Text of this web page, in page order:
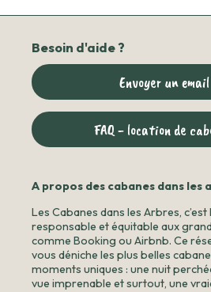
Besoin d'aide ?
Envoyer un email
FAQ - location de
A propos des cabanes dans les
Les Cabanes dans les Arbres, c’est
responsable et équitable aux
comme Booking ou Airbnb. Ce
vous déniche les plus belles
moments uniques : une nuit
vue imprenable et surtout, une